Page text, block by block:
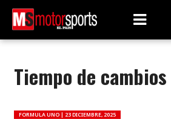
Tiempo de
FORMULA UNO | 23 DICIEMBRE, 2025